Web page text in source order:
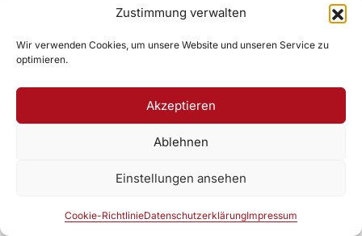
Zustimmung verwalten
Wir verwenden Cookies, um unsere Website und unseren Service zu
optimieren.
Akzeptieren
Ablehnen
Einstellungen ansehen
Cookie-RichtlinieDatenschutzerklärungImpressum
Unser YouTube-Kanal
Zur DAV Webseite